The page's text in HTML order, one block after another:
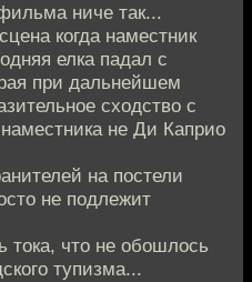
ниче так...
когда наместник
елка падал с
при дальнейшем
сходство с
не Ди Каприо
на постели
не подлежит
что не обошлось
тупизма...